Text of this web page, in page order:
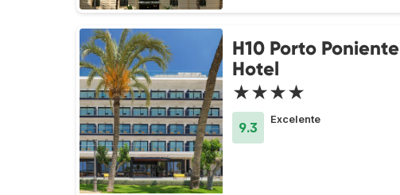
H10 Porto Poniente
Hotel
★★★★
9.3
Excelente